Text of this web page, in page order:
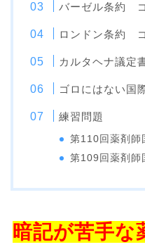
バーゼル条約
ロンドン条約
カルタヘナ議定
ゴロにはない国
練習問題
第110回薬剤
第109回薬剤
暗記が苦手な